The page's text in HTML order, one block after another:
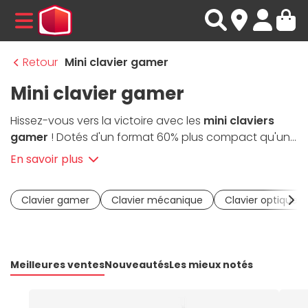
MENU
Retour Mini clavier gamer
Mini clavier gamer
Hissez-vous vers la victoire avec les mini claviers
gamer ! Dotés d'un format 60% plus compact qu'une
version classique, ces
toutes les fonctionnalités essentielles à portée de
main. Ce format réduit vous permet d'
optimiser votre
espace de jeuet vousfacilite vos déplacementsen
possèdent plusieurs switchs qui vous permettent
En savoir plus
Clavier gamer Clavier mécanique Clavier optique
Meilleures ventesNouveautésLes mieux notés